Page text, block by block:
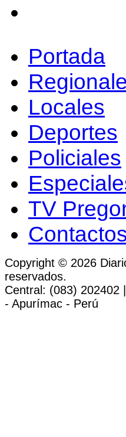
Portada
Locales
Deportes
Policiales
TV
Copyright © 2026
reservados.
Central: (083) 202402
- Apurímac - Perú